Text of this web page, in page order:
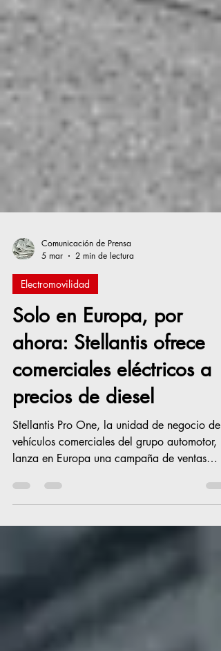
Comunicación de Prensa
5 mar
2 min de lectura
Electromovilidad
Solo en Europa, por
ahora: Stellantis ofrece
comerciales eléctricos a
precios de diesel
Stellantis Pro One, la unidad de negocio de
lanza en Europa una campaña de ventas
ofreciendo vehículos eléctricos de batería a
igual precio que sus semejantes con motores
mismo precio que sus equivalentes diésel
apoyar a todos los clientes profesionales en